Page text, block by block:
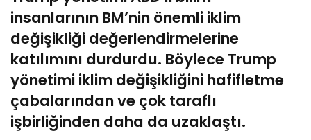
insanlarının BM’nin önemli iklim
değişikliği değerlendirmelerine
katılımını durdurdu. Böylece Trump
yönetimi iklim değişikliğini hafifletme
çabalarından ve çok taraflı
işbirliğinden daha da uzaklaştı.